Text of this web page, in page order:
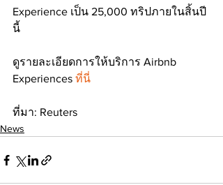
Experience เป็น 25,000 ทริปภายในสิ้นปี
นี้
ดูรายละเอียดการให้บริการ Airbnb
Experiences ที่นี่
ที่มา: Reuters
News